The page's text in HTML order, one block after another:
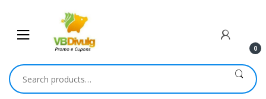
navigation
content
0
Search
for: